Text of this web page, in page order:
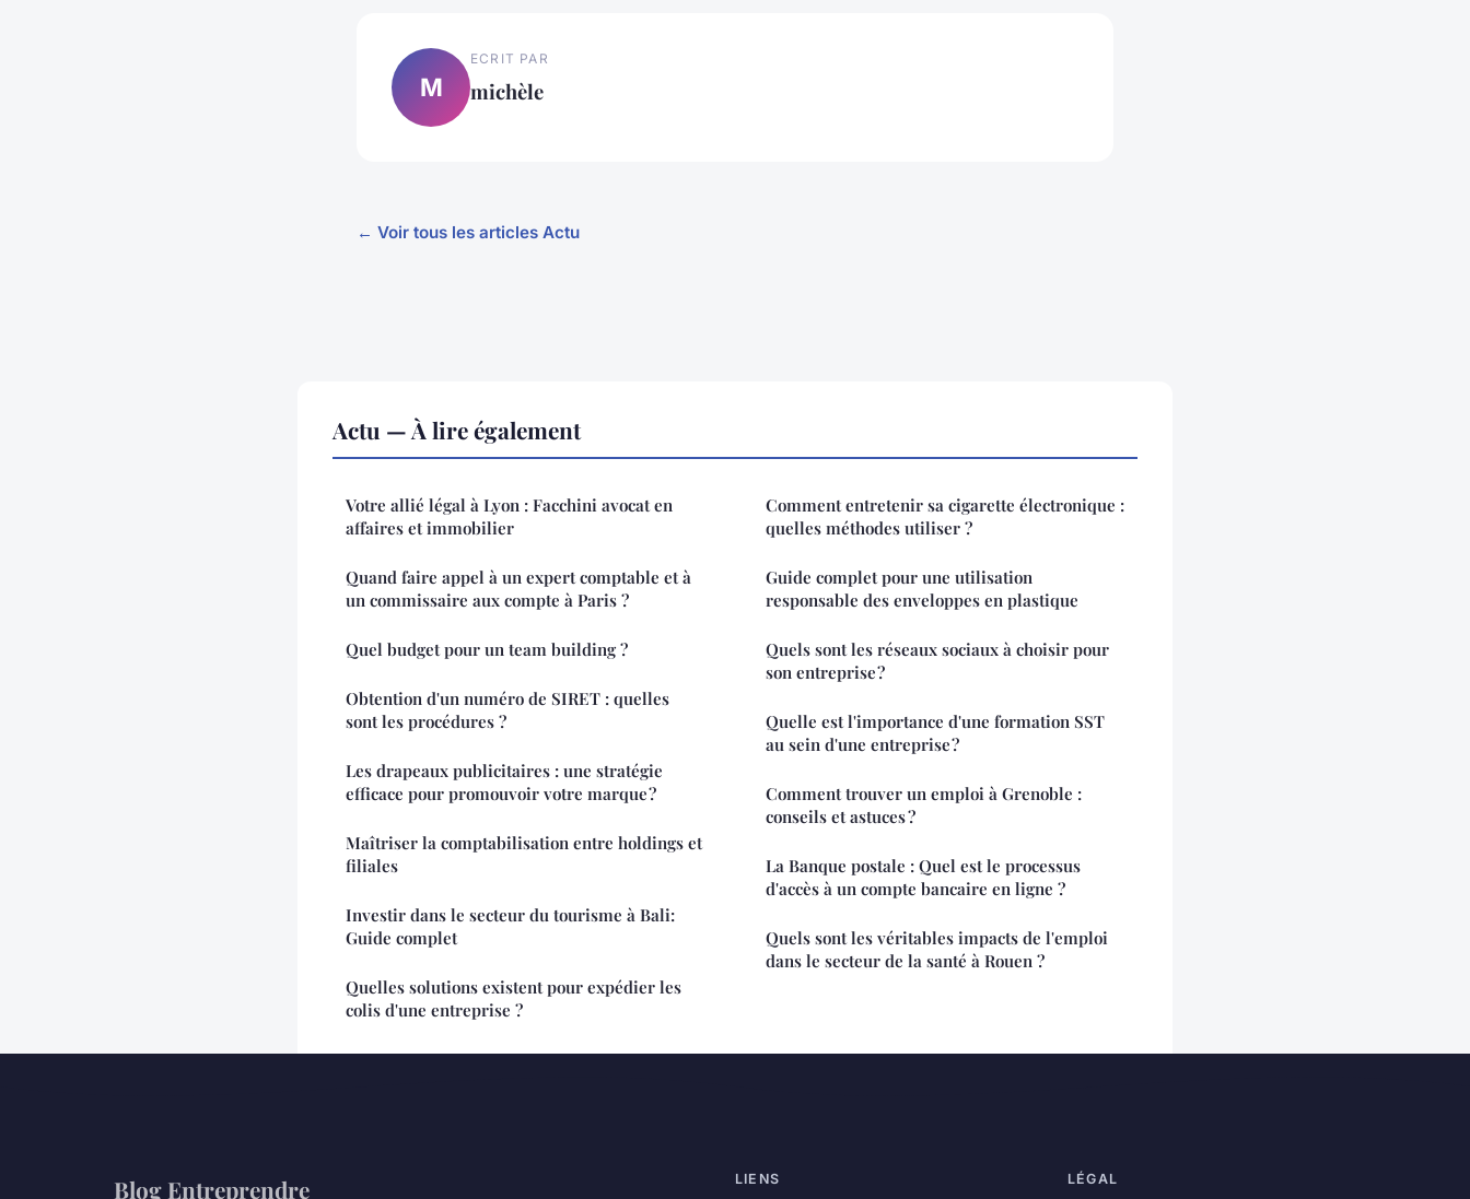
M
ECRIT PAR
michèle
← Voir tous les articles Actu
Actu — À lire également
Votre allié légal à Lyon : Facchini avocat en
affaires et immobilier
Quand faire appel à un expert comptable et à
un commissaire aux compte à Paris ?
Quel budget pour un team building ?
Obtention d'un numéro de SIRET : quelles
sont les procédures ?
Les drapeaux publicitaires : une stratégie
efficace pour promouvoir votre marque ?
Maîtriser la comptabilisation entre holdings et
filiales
Investir dans le secteur du tourisme à Bali:
Guide complet
Quelles solutions existent pour expédier les
colis d'une entreprise ?
Comment entretenir sa cigarette électronique :
quelles méthodes utiliser ?
Guide complet pour une utilisation
responsable des enveloppes en plastique
Quels sont les réseaux sociaux à choisir pour
son entreprise ?
Quelle est l'importance d'une formation SST
au sein d'une entreprise ?
Comment trouver un emploi à Grenoble :
conseils et astuces ?
La Banque postale : Quel est le processus
d'accès à un compte bancaire en ligne ?
Quels sont les véritables impacts de l'emploi
dans le secteur de la santé à Rouen ?
Blog Entreprendre LIENS LÉGAL